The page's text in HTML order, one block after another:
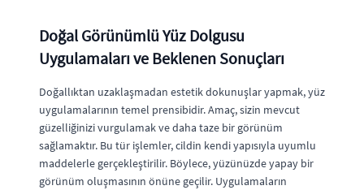
Doğal Görünümlü Yüz Dolgusu
Uygulamaları ve Beklenen Sonuçları
Doğallıktan uzaklaşmadan estetik dokunuşlar yapmak, yüz
uygulamalarının temel prensibidir. Amaç, sizin mevcut
güzelliğinizi vurgulamak ve daha taze bir görünüm
sağlamaktır. Bu tür işlemler, cildin kendi yapısıyla uyumlu
maddelerle gerçekleştirilir. Böylece, yüzünüzde yapay bir
görünüm oluşmasının önüne geçilir. Uygulamaların